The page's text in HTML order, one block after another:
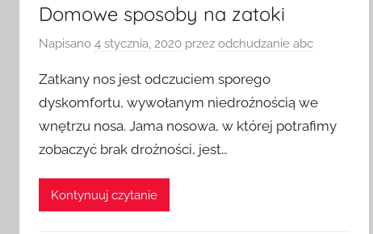
Domowe sposoby na zatoki
Napisano 4 stycznia, 2020 przez odchudzanie abc
Zatkany nos jest odczuciem sporego
dyskomfortu, wywołanym niedrożnością we
wnętrzu nosa. Jama nosowa, w której potrafimy
zobaczyć brak drożności, jest…
Kontynuuj czytanie